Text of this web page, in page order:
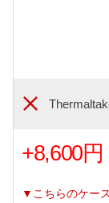
+8,600円
▼こちらのケー